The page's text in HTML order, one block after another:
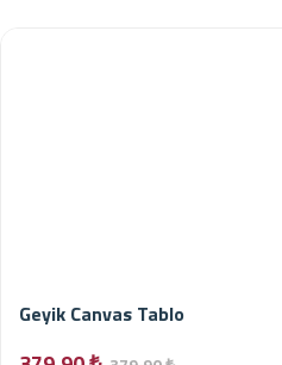
Geyik Canvas Tablo